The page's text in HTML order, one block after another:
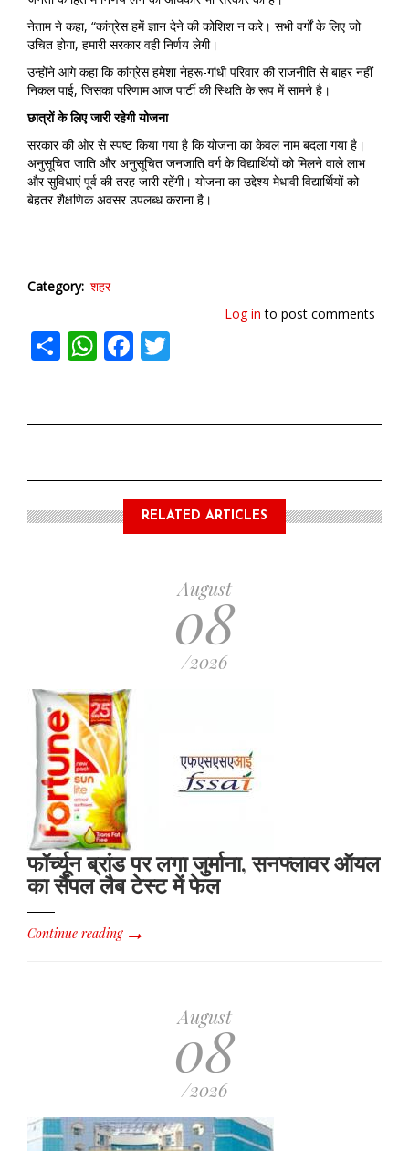
नेताम ने कहा, “कांग्रेस हमें ज्ञान देने की कोशिश न करे। सभी वर्गों के लिए जो
उचित होगा, हमारी सरकार वही निर्णय लेगी।
उन्होंने आगे कहा कि कांग्रेस हमेशा नेहरू-गांधी परिवार की राजनीति से बाहर नहीं
निकल पाई, जिसका परिणाम आज पार्टी की स्थिति के रूप में सामने है।
छात्रों के लिए जारी रहेगी योजना
सरकार की ओर से स्पष्ट किया गया है कि योजना का केवल नाम बदला गया है।
अनुसूचित जाति और अनुसूचित जनजाति वर्ग के विद्यार्थियों को मिलने वाले लाभ
और सुविधाएं पूर्व की तरह जारी रहेंगी। योजना का उद्देश्य मेधावी विद्यार्थियों को
बेहतर शैक्षणिक अवसर उपलब्ध कराना है।
Category शहर
Log in to post comments
ShareWhatsApp
Facebook
RELATED ARTICLES
August
08
/2026
फॉर्च्यून ब्रांड पर लगा जुर्माना, सनफ्लावर ऑयल
का सैंपल लैब टेस्ट में फेल
Continue reading
August
08
/2026